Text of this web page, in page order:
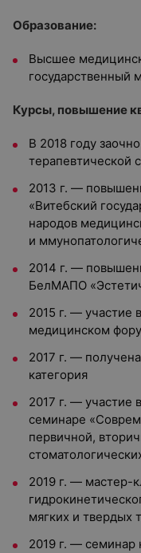
Образование:
Высшее
государственный
Курсы, повышение
В 2018 году
терапевтической
2013 г. —
«Витебский
народов
и
2014 г. —
БелМАПО
2015 г. —
медицинском
2017 г. —
категория
2017 г. — участие
семинаре
первичной,
2019 г. — мастер-
мягких и твердых
2019 г. — семинар